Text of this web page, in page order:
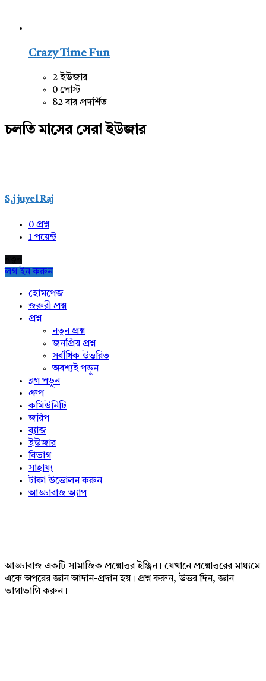
Crazy Time Fun
2 ইউজার
0 পোস্ট
82 বার প্রদর্শিত
চলতি মাসের সেরা ইউজার
S,j juyel Raj
0 প্রশ্ন
1পয়েন্ট
লগ ইন করুন
Exploreহোমপেজ
জরুরী প্রশ্ন
প্রশ্ন
নতুন প্রশ্ন
জনপ্রিয় প্রশ্ন
সর্বাধিক উত্তরিত
অবশ্যই পড়ুন
ব্লগ পড়ুন
গ্রুপ
কমিউনিটি
জরিপ
ব্যাজ
ইউজার
বিভাগ
সাহায্য
টাকা উত্তোলন করুন
আড্ডাবাজ অ্যাপ
আড্ডাবাজ একটি সামাজিক প্রশ্নোত্তর ইঞ্জিন। যেখানে প্রশ্নোত্তরের মাধ্যমে
একে অপরের জ্ঞান আদান-প্রদান হয়। প্রশ্ন করুন, উত্তর দিন, জ্ঞান
ভাগাভাগি করুন।